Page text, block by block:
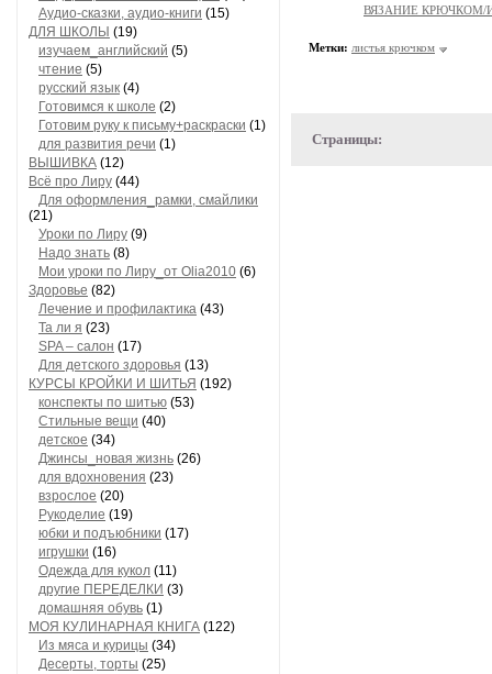
Аудио-сказки, аудио-книги (15)
ДЛЯ ШКОЛЫ (19)
изучаем_английский (5)
чтение (5)
русский язык (4)
Готовимся к школе (2)
Готовим руку к письму+раскраски (1)
для развития речи (1)
ВЫШИВКА (12)
Всё про Лиру (44)
Для оформления_рамки, смайлики
(21)
Уроки по Лиру (9)
Надо знать (8)
Мои уроки по Лиру_от Olia2010 (6)
Здоровье (82)
Лечение и профилактика (43)
Та ли я (23)
SPA – салон (17)
Для детского здоровья (13)
КУРСЫ КРОЙКИ И ШИТЬЯ (192)
конспекты по шитью (53)
Стильные вещи (40)
детское (34)
Джинсы_новая жизнь (26)
для вдохновения (23)
взрослое (20)
Рукоделие (19)
юбки и подъюбники (17)
игрушки (16)
Одежда для кукол (11)
другие ПЕРЕДЕЛКИ (3)
домашняя обувь (1)
МОЯ КУЛИНАРНАЯ КНИГА (122)
Из мяса и курицы (34)
Десерты, торты (25)
ВЯЗАНИЕ КРЮЧКОМ/
Метки: листья крючком
Страницы: